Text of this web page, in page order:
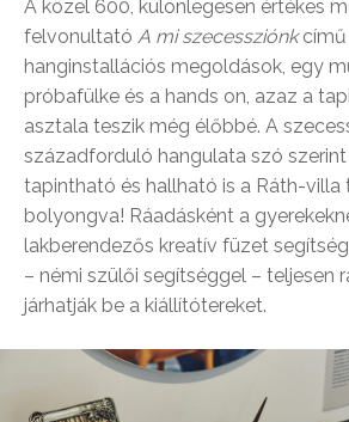
A közel 600, különlegesen értékes
felvonultató A mi szecessziónkcímű
hanginstallációs megoldások, egy
próbafülke és a hands on, azaz a
asztala teszik még élőbbé. A
századforduló hangulata szó
tapintható és hallható is a Ráth-villa
bolyongva! Ráadásként a
lakberendezős kreatív füzet
– némi szülői segítséggel – teljesen
járhatják be a kiállítótereket.